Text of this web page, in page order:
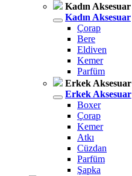
Kadın Aksesuar
Kadın Aksesuar
Çorap
Bere
Eldiven
Kemer
Parfüm
Erkek Aksesuar
Erkek Aksesuar
Boxer
Çorap
Kemer
Atkı
Cüzdan
Parfüm
Şapka